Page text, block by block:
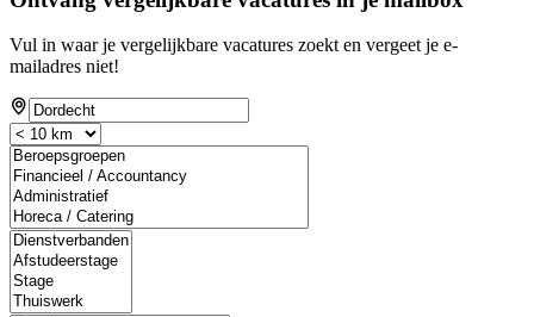
Vul in waar je vergelijkbare vacatures zoekt en vergeet je e-
mailadres niet!